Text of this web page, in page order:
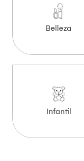
Belleza
Infantil